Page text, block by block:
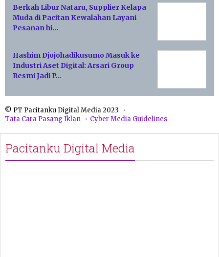
Berkah Libur Nataru, Supplier Kelapa
Muda di Pacitan Kewalahan Layani
Pesanan hi…
Hashim Djojohadikusumo Masuk ke
Industri Aset Digital: Arsari Group
Resmi Jadi P…
© PT Pacitanku Digital Media 2023
Tata Cara Pasang Iklan
Cyber Media Guidelines
Pacitanku Digital Media